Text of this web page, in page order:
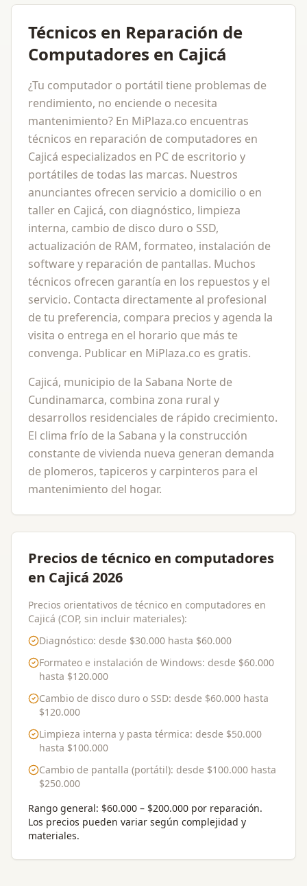
Técnicos en Reparación de
Computadores en Cajicá
¿Tu computador o portátil tiene problemas de
rendimiento, no enciende o necesita
mantenimiento? En MiPlaza.co encuentras
técnicos en reparación de computadores en
Cajicá especializados en PC de escritorio y
portátiles de todas las marcas. Nuestros
anunciantes ofrecen servicio a domicilio o en
taller en Cajicá, con diagnóstico, limpieza
interna, cambio de disco duro o SSD,
actualización de RAM, formateo, instalación de
software y reparación de pantallas. Muchos
técnicos ofrecen garantía en los repuestos y el
servicio. Contacta directamente al profesional
de tu preferencia, compara precios y agenda la
visita o entrega en el horario que más te
convenga. Publicar en MiPlaza.co es gratis.
Cajicá, municipio de la Sabana Norte de
Cundinamarca, combina zona rural y
desarrollos residenciales de rápido crecimiento.
El clima frío de la Sabana y la construcción
constante de vivienda nueva generan demanda
de plomeros, tapiceros y carpinteros para el
mantenimiento del hogar.
Precios de técnico en computadores
en Cajicá 2026
Precios orientativos de técnico en computadores en
Cajicá (COP, sin incluir materiales):
Diagnóstico: desde $30.000 hasta $60.000
Formateo e instalación de Windows: desde $60.000
hasta $120.000
Cambio de disco duro o SSD: desde $60.000 hasta
$120.000
Limpieza interna y pasta térmica: desde $50.000
hasta $100.000
Cambio de pantalla (portátil): desde $100.000 hasta
$250.000
Rango general: $60.000 – $200.000 por reparación.
Los precios pueden variar según complejidad y
materiales.